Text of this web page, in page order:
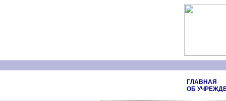
ГЛАВНАЯ
ОБ